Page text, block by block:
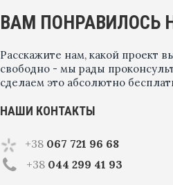
ВАМ ПОНРАВИЛОСЬ
Расскажите нам, какой проект
свободно - мы рады
сделаем это абсолютно
НАШИ КОНТАКТЫ
+38 067 721 96 68
+38 044 299 41 93